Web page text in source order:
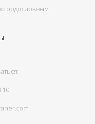
родословным
10